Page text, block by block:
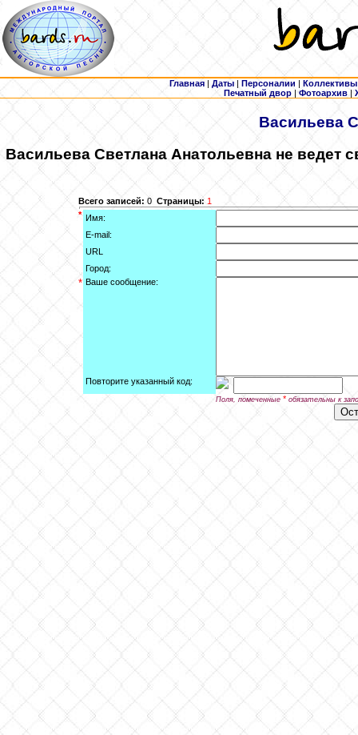
Главная | Даты | Персоналии | Коллективы
Печатный двор |Фотоархив |
Васильева
Васильева Светлана Анатольевна не ведет
Всего записей: 0 Страницы: 1
* Имя:
E-mail:
URL
Город:
* Ваше сообщение:
Повторите указанный код:
Поля, помеченные * обязательны к